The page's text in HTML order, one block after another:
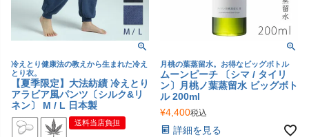
冷えとり健康法の教えから生まれた冷え
とり衣。
【夏季限定】大法紡績 冷えとり
アラビア風パンツ〔シルク&リ
ネン〕 M / L 日本製
送料当店負担
月桃の葉蒸留水。お得なビッグボトル
ムーンピーチ 〔シマ / タイリ
ン〕月桃ノ葉蒸留水 ビッグボト
ル 200ml
¥4,400税込
詳細を見る